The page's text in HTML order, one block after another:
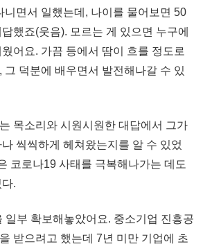
니면서 일했는데, 나이를 물어보면 50
했죠(웃음). 모르는 게 있으면 누구에
어요. 가끔 등에서 땀이 흐를 정도로
그 덕분에 배우면서 발전해나갈 수 있
목소리와 시원시원한 대답에서 그가
씩씩하게 헤쳐왔는지를 알 수 있었
코로나19 사태를 극복해나가는 데도
.
일부 확보해놓았어요. 중소기업 진흥공
받으려고 했는데 7년 미만 기업에 초